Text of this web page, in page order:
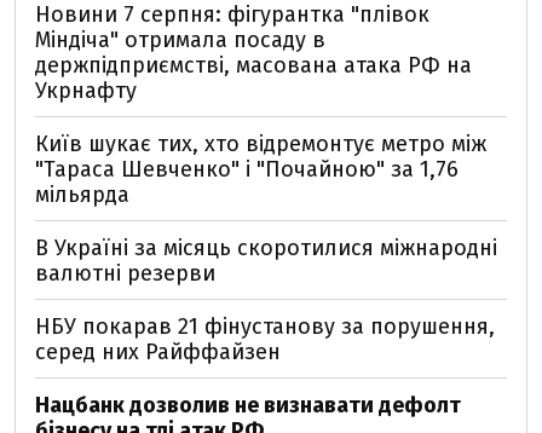
Новини 7 серпня: фігурантка "плівок
Міндіча" отримала посаду в
держпідприємстві, масована атака РФ на
Укрнафту
Київ шукає тих, хто відремонтує метро між
"Тараса Шевченко" і "Почайною" за 1,76
мільярда
В Україні за місяць скоротилися міжнародні
валютні резерви
НБУ покарав 21 фінустанову за порушення,
серед них Райффайзен
Нацбанк дозволив не визнавати дефолт